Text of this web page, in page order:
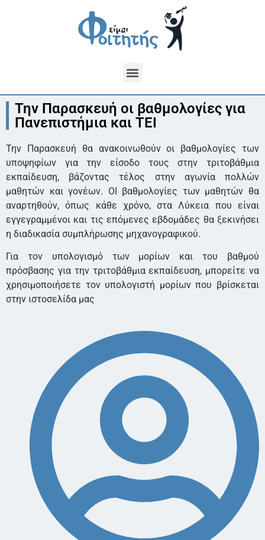
Την Παρασκευή οι βαθμολογίες για
Πανεπιστήμια και ΤΕΙ
Την Παρασκευή θα ανακοινωθούν οι βαθμολογίες των
υποψηφίων για την είσοδο τους στην τριτοβάθμια
εκπαίδευση, βάζοντας τέλος στην αγωνία πολλών
μαθητών και γονέων. ΟΙ βαθμολογίες των μαθητών θα
αναρτηθούν, όπως κάθε χρόνο, στα Λύκεια που είναι
εγγεγραμμένοι και τις επόμενες εβδομάδες θα ξεκινήσει
η διαδικασία συμπλήρωσης μηχανογραφικού.
Για τον υπολογισμό των μορίων και του βαθμού
πρόσβασης για την τριτοβάθμια εκπαίδευση, μπορείτε να
χρησιμοποιήσετε τον υπολογιστή μορίων που βρίσκεται
στην ιστοσελίδα μας